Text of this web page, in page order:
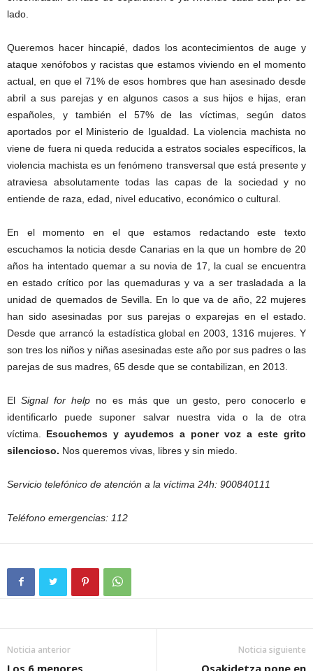
lado.
Queremos hacer hincapié, dados los acontecimientos de auge y
ataque xenófobos y racistas que estamos viviendo en el momento
actual, en que el 71% de esos hombres que han asesinado desde
abril a sus parejas y en algunos casos a sus hijos e hijas, eran
españoles, y también el 57% de las víctimas, según datos
aportados por el Ministerio de Igualdad. La violencia machista no
viene de fuera ni queda reducida a estratos sociales específicos, la
violencia machista es un fenómeno transversal que está presente y
atraviesa absolutamente todas las capas de la sociedad y no
entiende de raza, edad, nivel educativo, económico o cultural.
En el momento en el que estamos redactando este texto
escuchamos la noticia desde Canarias en la que un hombre de 20
años ha intentado quemar a su novia de 17, la cual se encuentra
en estado crítico por las quemaduras y va a ser trasladada a la
unidad de quemados de Sevilla. En lo que va de año, 22 mujeres
han sido asesinadas por sus parejas o exparejas en el estado.
Desde que arrancó la estadística global en 2003, 1316 mujeres. Y
son tres los niños y niñas asesinadas este año por sus padres o las
parejas de sus madres, 65 desde que se contabilizan, en 2013.
El Signal for help no es más que un gesto, pero conocerlo e
identificarlo puede suponer salvar nuestra vida o la de otra
víctima. Escuchemos y ayudemos a poner voz a este grito
silencioso. Nos queremos vivas, libres y sin miedo.
Servicio telefónico de atención a la víctima 24h: 900840111
Teléfono emergencias: 112
Noticia anterior
Los 6 menores
Noticia siguiente
Osakidetza pone en